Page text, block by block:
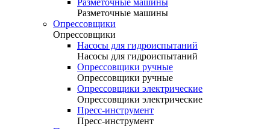
Разметочные машины
Разметочные машины
Опрессовщики
Опрессовщики
Насосы для гидроиспытаний
Насосы для гидроиспытаний
Опрессовщики ручные
Опрессовщики ручные
Опрессовщики электрические
Опрессовщики электрические
Пресс-инструмент
Пресс-инструмент